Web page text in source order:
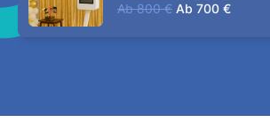
Ab 800 € Ab 700 €